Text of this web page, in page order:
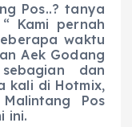
tanya
Kami pernah
waktu
Aek Godang
dan
kali di Hotmix,
Pos
ini.